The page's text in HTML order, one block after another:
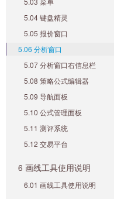
5.04 键盘精灵
5.05 报价窗口
5.06 分析窗口
5.07 分析窗口右信息栏
5.08 策略公式编辑器
5.09 导航面板
5.10 公式管理面板
5.11 测评系统
5.12 交易平台
6 画线工具使用说明
6.01 画线工具使用说明